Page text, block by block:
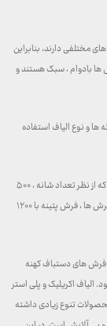
مختلفی دارند، بنابراین
بادوام ، سبک هستند و
و نوع الیاف استفاده
انواع فرش پتینه یا وینتیج در بازار وجود دارند که از نظر تعداد شانه ، ۵۰۰
شانه ، ۷۰۰ شانه ، ۱۰۰۰ شانه و فرش ۱۲۰۰ شانه هستند که در بین این فرش ها ، فرش پتینه با ۱۲۰۰
فرش های دستباف کهنه
اکریلیک و پلی استر
تنوع زیادی داشته